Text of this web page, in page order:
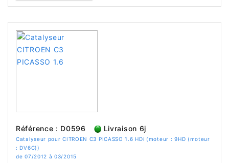
Référence : D0596 Livraison 6j
Catalyseur pour CITROEN C3 PICASSO 1.6 HDi (moteur : 9HD (moteur
: DV6C))
de 07/2012 à 03/2015